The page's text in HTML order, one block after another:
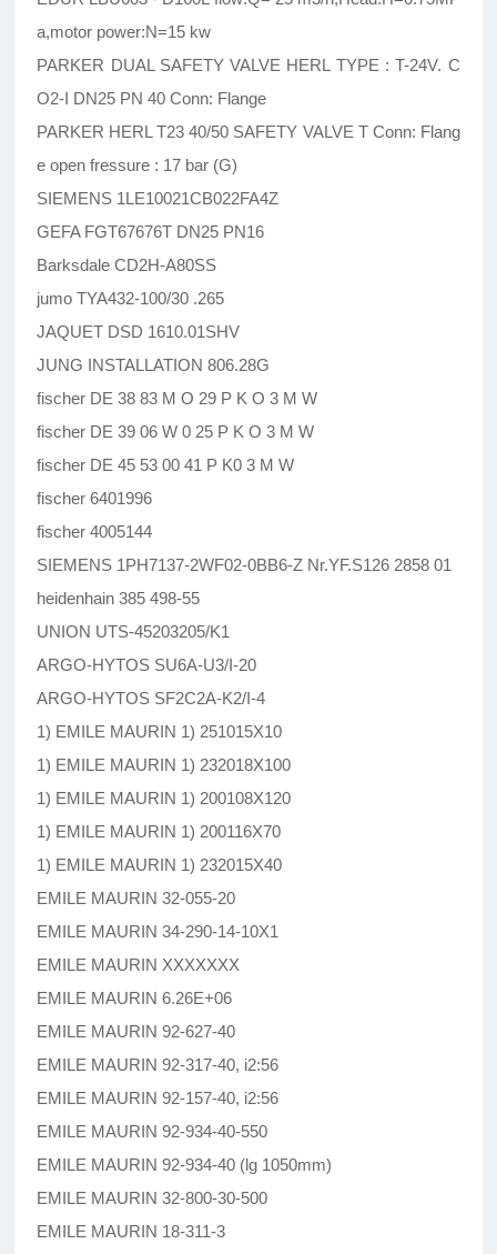
a,motor power:N=15 kw
PARKER DUAL SAFETY VALVE HERL TYPE : T-24V. C
O2-I DN25 PN 40 Conn: Flange
PARKER HERL T23 40/50 SAFETY VALVE T Conn: Flang
e open fressure : 17 bar (G)
SIEMENS 1LE10021CB022FA4Z
GEFA FGT67676T DN25 PN16
Barksdale CD2H-A80SS
jumo TYA432-100/30 .265
JAQUET DSD 1610.01SHV
JUNG INSTALLATION 806.28G
fischer DE 38 83 M O 29 P K O 3 M W
fischer DE 39 06 W 0 25 P K O 3 M W
fischer DE 45 53 00 41 P K0 3 M W
fischer 6401996
fischer 4005144
SIEMENS 1PH7137-2WF02-0BB6-Z Nr.YF.S126 2858 01
heidenhain 385 498-55
UNION UTS-45203205/K1
ARGO-HYTOS SU6A-U3/I-20
ARGO-HYTOS SF2C2A-K2/I-4
1) EMILE MAURIN 1) 251015X10
1) EMILE MAURIN 1) 232018X100
1) EMILE MAURIN 1) 200108X120
1) EMILE MAURIN 1) 200116X70
1) EMILE MAURIN 1) 232015X40
EMILE MAURIN 32-055-20
EMILE MAURIN 34-290-14-10X1
EMILE MAURIN XXXXXXX
EMILE MAURIN 6.26E+06
EMILE MAURIN 92-627-40
EMILE MAURIN 92-317-40, i2:56
EMILE MAURIN 92-157-40, i2:56
EMILE MAURIN 92-934-40-550
EMILE MAURIN 92-934-40 (lg 1050mm)
EMILE MAURIN 32-800-30-500
EMILE MAURIN 18-311-3